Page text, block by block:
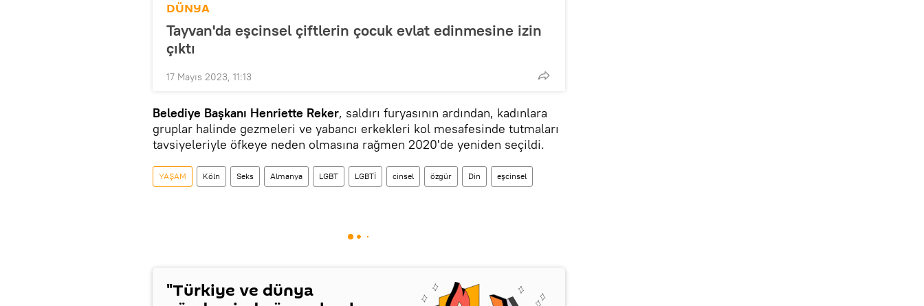
DÜNYA
Tayvan'da eşcinsel çiftlerin çocuk evlat edinmesine izin
çıktı
17 Mayıs 2023, 11:13
Belediye Başkanı Henriette Reker, saldırı furyasının ardından, kadınlara
gruplar halinde gezmeleri ve yabancı erkekleri kol mesafesinde tutmaları
tavsiyeleriyle öfkeye neden olmasına rağmen 2020'de yeniden seçildi.
YAŞAM Köln Seks Almanya LGBT LGBTİ cinsel özgür Din eşcinsel
"Türkiye ve dünya